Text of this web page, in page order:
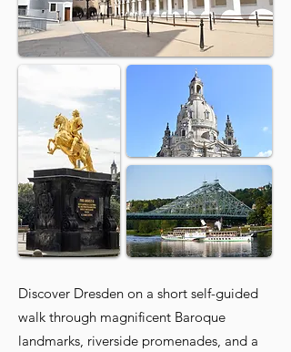
Discover Dresden on a short self-guided
walk through magnificent Baroque
landmarks, riverside promenades, and a